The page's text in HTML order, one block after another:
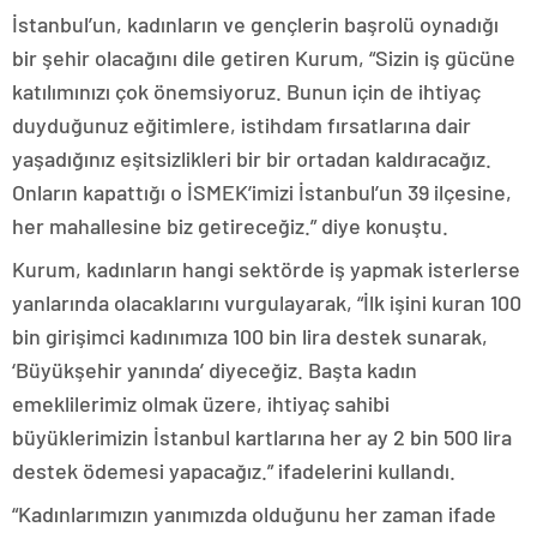
İstanbul’un, kadınların ve gençlerin başrolü oynadığı
bir şehir olacağını dile getiren Kurum, “Sizin iş gücüne
katılımınızı çok önemsiyoruz. Bunun için de ihtiyaç
duyduğunuz eğitimlere, istihdam fırsatlarına dair
yaşadığınız eşitsizlikleri bir bir ortadan kaldıracağız.
Onların kapattığı o İSMEK’imizi İstanbul’un 39 ilçesine,
her mahallesine biz getireceğiz.” diye konuştu.
Kurum, kadınların hangi sektörde iş yapmak isterlerse
yanlarında olacaklarını vurgulayarak, “İlk işini kuran 100
bin girişimci kadınımıza 100 bin lira destek sunarak,
‘Büyükşehir yanında’ diyeceğiz. Başta kadın
emeklilerimiz olmak üzere, ihtiyaç sahibi
büyüklerimizin İstanbul kartlarına her ay 2 bin 500 lira
destek ödemesi yapacağız.” ifadelerini kullandı.
“Kadınlarımızın yanımızda olduğunu her zaman ifade